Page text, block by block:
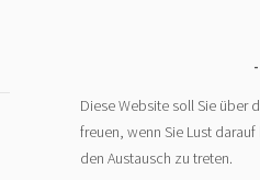
Diese Website soll Sie über
freuen, wenn Sie Lust
den Austausch zu treten.